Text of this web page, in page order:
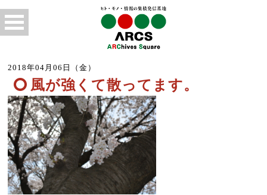
2018年04月06日（金）
風が強くて散ってます。